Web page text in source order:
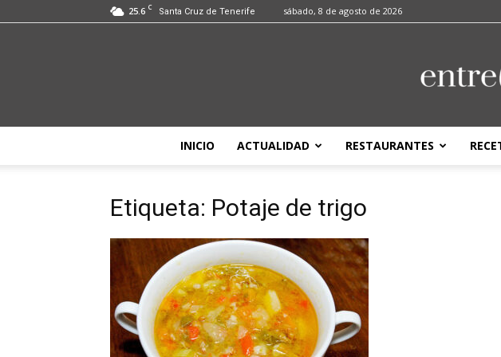
25.6 C Santa Cruz de Tenerife sábado, 8 de agosto de 2026
INICIO ACTUALIDAD RESTAURANTES
Etiqueta: Potaje de trigo